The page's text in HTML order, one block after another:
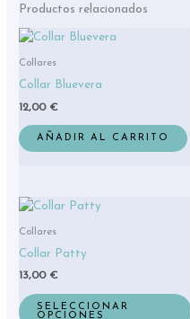
Productos relacionados
Collares
Collar Bluevera
12,00 €
AÑADIR AL CARRITO
Collares
Collar Patty
13,00 €
SELECCIONAR
OPCIONES